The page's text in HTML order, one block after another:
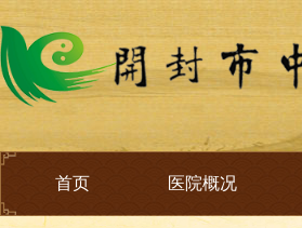
首页 医院概况